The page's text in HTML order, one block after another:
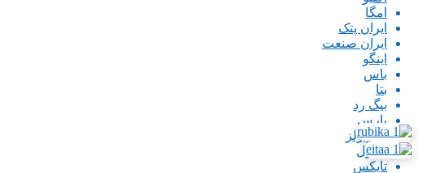
امگا
ایران پتک
ایران صنعت
اینگو
باس
بتا
بیگ رد
پارس
پاورتولز
تاپتول
تاپکس